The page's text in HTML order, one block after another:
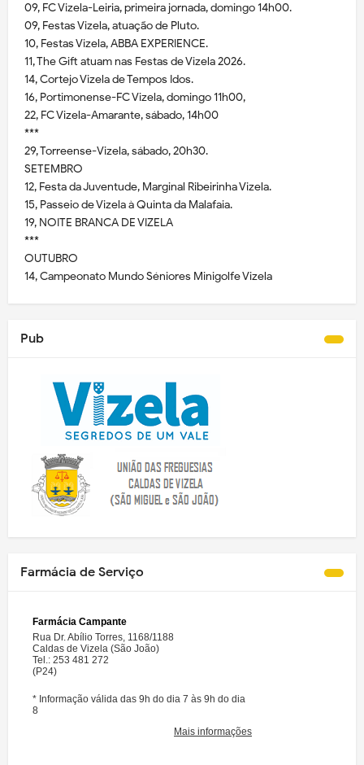
09, FC Vizela-Leiria, primeira jornada, domingo 14h00.
09, Festas Vizela, atuação de Pluto.
10, Festas Vizela, ABBA EXPERIENCE.
11, The Gift atuam nas Festas de Vizela 2026.
14, Cortejo Vizela de Tempos Idos.
16, Portimonense-FC Vizela, domingo 11h00,
22, FC Vizela-Amarante, sábado, 14h00
***
29, Torreense-Vizela, sábado, 20h30.
SETEMBRO
12, Festa da Juventude, Marginal Ribeirinha Vizela.
15, Passeio de Vizela à Quinta da Malafaia.
19, NOITE BRANCA DE VIZELA
***
OUTUBRO
14, Campeonato Mundo Séniores Minigolfe Vizela
Pub
Farmácia de Serviço